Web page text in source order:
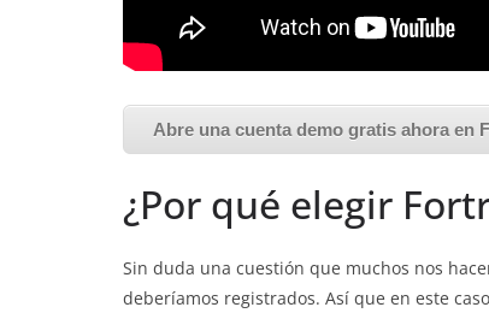
Abre una cuenta demo gratis ahora en
¿Por qué elegir
Sin duda una cuestión que muchos nos
deberíamos registrados. Así que en este